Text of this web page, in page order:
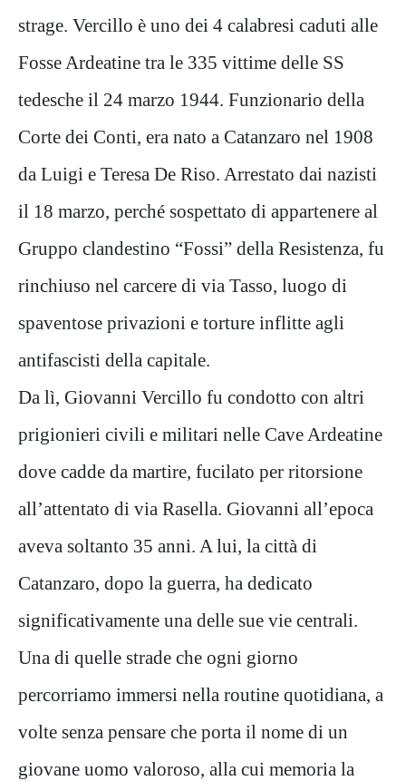
strage. Vercillo è uno dei 4 calabresi caduti alle
Fosse Ardeatine tra le 335 vittime delle SS
tedesche il 24 marzo 1944. Funzionario della
Corte dei Conti, era nato a Catanzaro nel 1908
da Luigi e Teresa De Riso. Arrestato dai nazisti
il 18 marzo, perché sospettato di appartenere al
Gruppo clandestino “Fossi” della Resistenza, fu
rinchiuso nel carcere di via Tasso, luogo di
spaventose privazioni e torture inflitte agli
antifascisti della capitale.
Da lì, Giovanni Vercillo fu condotto con altri
prigionieri civili e militari nelle Cave Ardeatine
dove cadde da martire, fucilato per ritorsione
all’attentato di via Rasella. Giovanni all’epoca
aveva soltanto 35 anni. A lui, la città di
Catanzaro, dopo la guerra, ha dedicato
significativamente una delle sue vie centrali.
Una di quelle strade che ogni giorno
percorriamo immersi nella routine quotidiana, a
volte senza pensare che porta il nome di un
giovane uomo valoroso, alla cui memoria la